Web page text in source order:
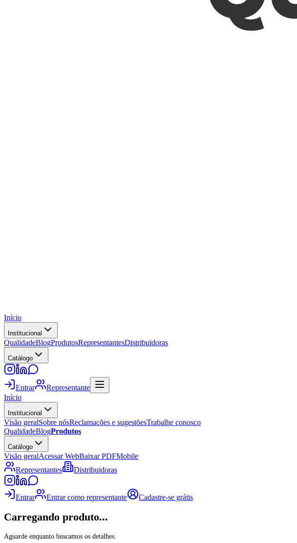
Início
Institucional
QualidadeBlogProdutosRepresentantesDistribuidoras
Catálogo
Entrar
Representante
Início
Institucional
Visão geralSobre nósReclamações e sugestõesTrabalhe conosco
QualidadeBlogProdutos
Catálogo
Visão geralAcessar WebBaixar PDFMobile
Representantes
Distribuidoras
Entrar Entrar como representante Cadastre-se grátis
Carregando produto...
Aguarde enquanto buscamos os detalhes.